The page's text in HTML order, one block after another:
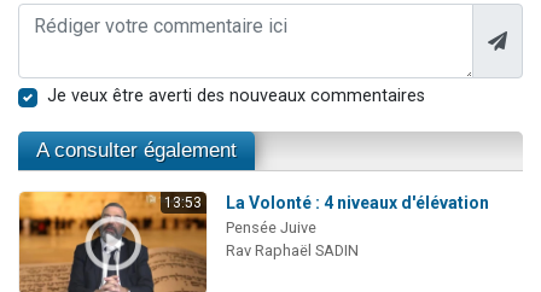
Je veux être averti des nouveaux commentaires
A consulter également
13:53 La Volonté : 4 niveaux d'élévation
Pensée Juive
Rav Raphaël SADIN